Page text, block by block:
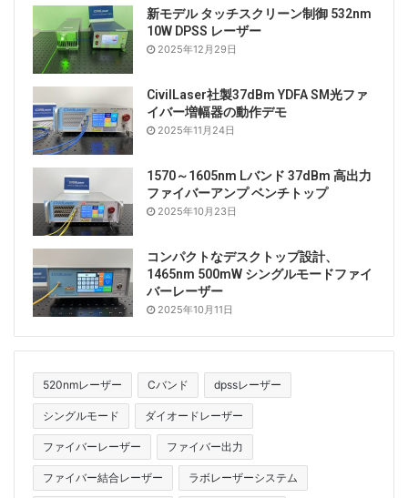
新モデル タッチスクリーン制御 532nm
10W DPSS レーザー
2025年12月29日
CivilLaser社製37dBm YDFA SM光ファ
イバー増幅器の動作デモ
2025年11月24日
1570～1605nm Lバンド 37dBm 高出力
ファイバーアンプ ベンチトップ
2025年10月23日
コンパクトなデスクトップ設計、
1465nm 500mW シングルモードファイ
バーレーザー
2025年10月11日
520nmレーザー Cバンド dpssレーザー
シングルモード ダイオードレーザー
ファイバーレーザー ファイバー出力
ファイバー結合レーザー ラボレーザーシステム